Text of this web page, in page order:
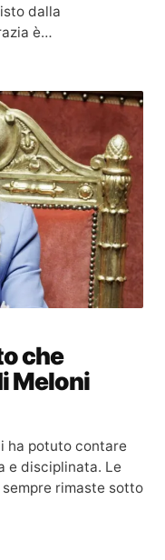
dalla
è…
che
Meloni
ha potuto contare
e disciplinata. Le
rimaste sotto